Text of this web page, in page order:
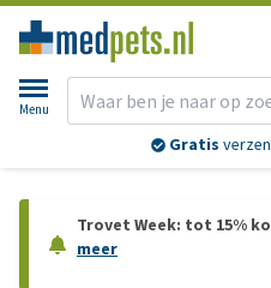
Menu
Gratis
Trovet Week: tot 15%
meer